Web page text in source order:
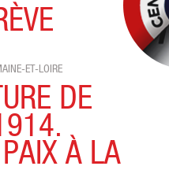
"1914. L'Anjou, de la paix à la guerre"
ET-LOIRE
DE
À LA